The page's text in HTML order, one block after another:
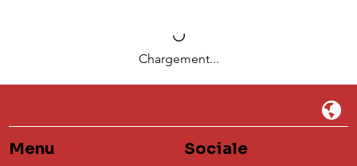
Chargement...
Menu Sociale